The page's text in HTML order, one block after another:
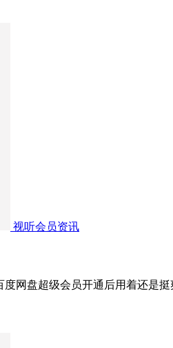
视听会员资讯
网盘超级会员开通后用着还是